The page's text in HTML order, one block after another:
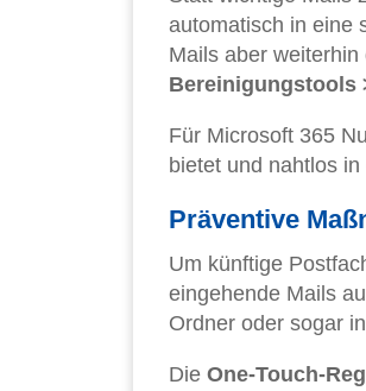
automatisch in eine
Mails aber
Bereinigungstools
Für Microsoft 365
bietet und nahtlos
Präventive
Um künftige
eingehende Mails
Ordner oder sogar
Die One-Touch-